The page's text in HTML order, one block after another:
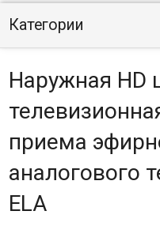
Категории
Наружная HD
приема
аналогового
ELA